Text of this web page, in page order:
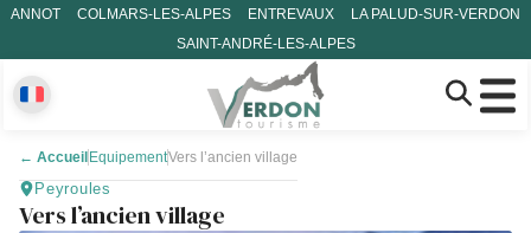
ANNOT COLMARS-LES-ALPES ENTREVAUX
LA PALUD-SUR-VERDON
SAINT-ANDRÉ-LES-ALPES
← Accueil EquipementVers l’ancien village
Peyroules
Vers l’ancien village